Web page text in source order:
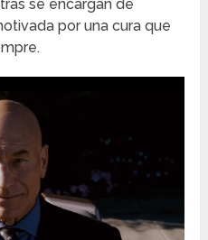
se encargan de
por una cura que